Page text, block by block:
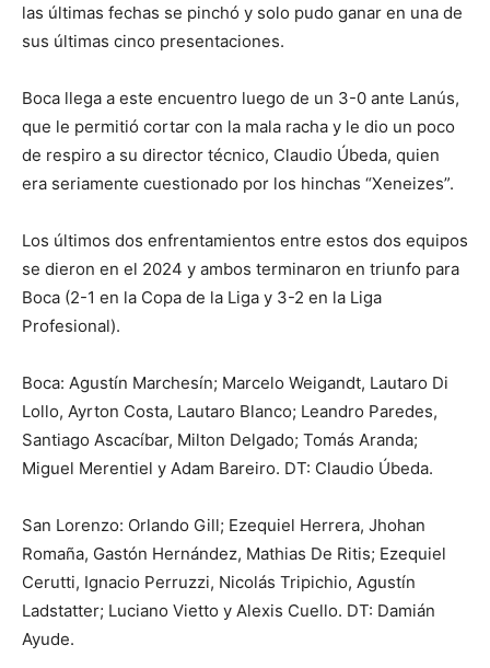
las últimas fechas se pinchó y solo pudo ganar en una de
sus últimas cinco presentaciones.
Boca llega a este encuentro luego de un 3-0 ante Lanús,
que le permitió cortar con la mala racha y le dio un poco
de respiro a su director técnico, Claudio Úbeda, quien
era seriamente cuestionado por los hinchas “Xeneizes”.
Los últimos dos enfrentamientos entre estos dos equipos
se dieron en el 2024 y ambos terminaron en triunfo para
Boca (2-1 en la Copa de la Liga y 3-2 en la Liga
Profesional).
Boca: Agustín Marchesín; Marcelo Weigandt, Lautaro Di
Lollo, Ayrton Costa, Lautaro Blanco; Leandro Paredes,
Santiago Ascacíbar, Milton Delgado; Tomás Aranda;
Miguel Merentiel y Adam Bareiro. DT: Claudio Úbeda.
San Lorenzo: Orlando Gill; Ezequiel Herrera, Jhohan
Romaña, Gastón Hernández, Mathias De Ritis; Ezequiel
Cerutti, Ignacio Perruzzi, Nicolás Tripichio, Agustín
Ladstatter; Luciano Vietto y Alexis Cuello. DT: Damián
Ayude.